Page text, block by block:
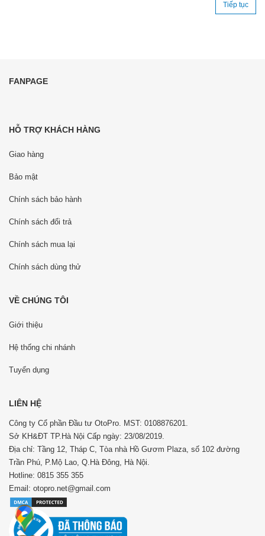
Tiếp tục
FANPAGE
HỖ TRỢ KHÁCH HÀNG
Giao hàng
Bảo mật
Chính sách bảo hành
Chính sách đổi trả
Chính sách mua lại
Chính sách dùng thử
VỀ CHÚNG TÔI
Giới thiệu
Hệ thống chi nhánh
Tuyển dụng
LIÊN HỆ
Công ty Cổ phần Đầu tư OtoPro. MST: 0108876201.
Sở KH&ĐT TP.Hà Nội Cấp ngày: 23/08/2019.
Địa chỉ: Tầng 12, Tháp C, Tòa nhà Hồ Gươm Plaza, số 102 đường
Trần Phú, P.Mộ Lao, Q.Hà Đông, Hà Nội.
Hotline: 0815 355 355
Email: otopro.net@gmail.com